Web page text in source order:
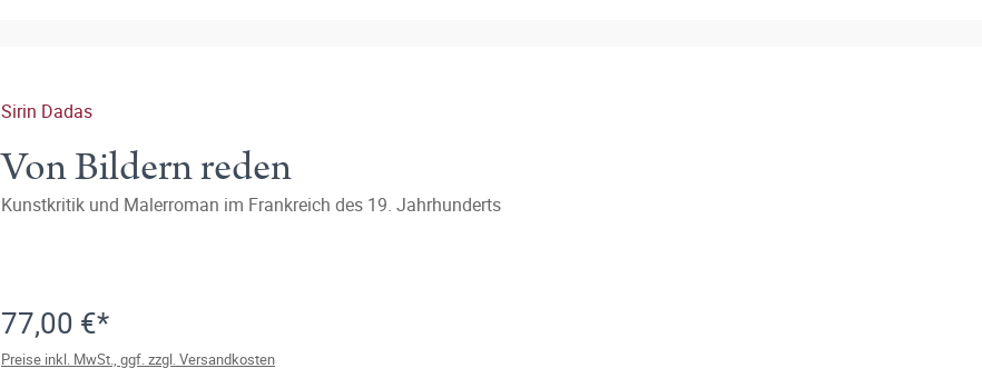
Sirin Dadas
Von Bildern reden
Kunstkritik und Malerroman im Frankreich des 19. Jahrhunderts
77,00 €*
Preise inkl. MwSt., ggf. zzgl. Versandkosten